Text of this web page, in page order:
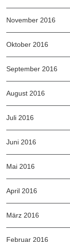
November 2016
Oktober 2016
September 2016
August 2016
Juli 2016
Juni 2016
Mai 2016
April 2016
März 2016
Februar 2016